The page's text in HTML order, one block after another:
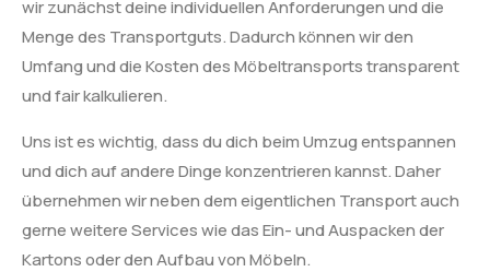
wir zunächst deine individuellen Anforderungen und die
Menge des Transportguts. Dadurch können wir den
Umfang und die Kosten des Möbeltransports transparent
und fair kalkulieren.
Uns ist es wichtig, dass du dich beim Umzug entspannen
und dich auf andere Dinge konzentrieren kannst. Daher
übernehmen wir neben dem eigentlichen Transport auch
gerne weitere Services wie das Ein- und Auspacken der
Kartons oder den Aufbau von Möbeln.